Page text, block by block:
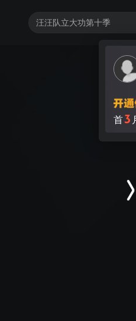
首3